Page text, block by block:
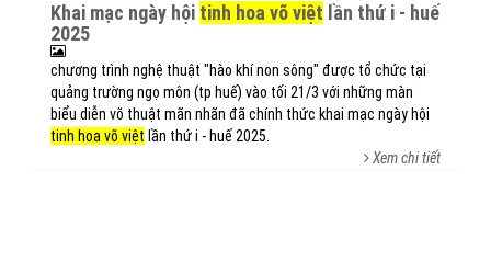
khai mạc ngày hội tinh hoa võ việt lần thứ i - huế
2025
chương trình nghệ thuật "hào khí non sông" được tổ chức tại
quảng trường ngọ môn (tp huế) vào tối 21/3 với những màn
biểu diễn võ thuật mãn nhãn đã chính thức khai mạc ngày hội
tinh hoa võ việt lần thứ i - huế 2025.
Xem chi tiết